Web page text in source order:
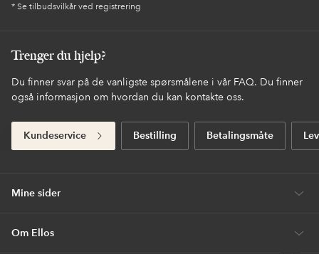
* Se tilbudsvilkår ved registrering
Trenger du hjelp?
Du finner svar på de vanligste spørsmålene i vår FAQ. Du finner
også informasjon om hvordan du kan kontakte oss.
Kundeservice Bestilling Betalingsmåte
Mine sider
Om Ellos